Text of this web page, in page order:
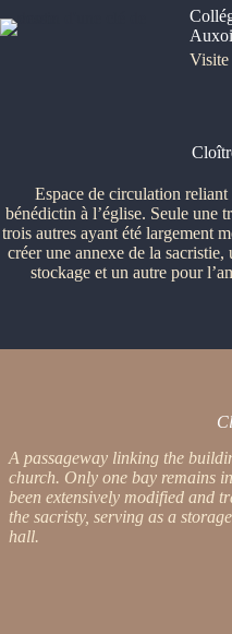
au
Visite
Espace de circulation
bénédictin à l’église. Seule une
trois autres ayant été largement
créer une annexe de la
stockage et un autre pour
A passageway linking the
church. Only one bay remains
been extensively modified and
the sacristy, serving as a
hall.